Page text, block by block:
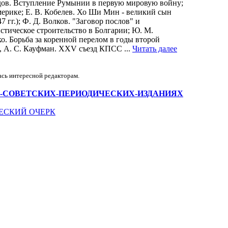
Вступление Румынии в первую мировую войну;
Е. В. Кобелев. Хо Ши Мин - великий сын
гг.); Ф. Д. Волков. "Заговор послов" и
строительство в Болгарии; Ю. М.
за коренной перелом в годы второй
А. С. Кауфман. XXV съезд КПСС ... Читать далее
интересной редакторам.
В-СОВЕТСКИХ-ПЕРИОДИЧЕСКИХ-ИЗДАНИЯХ
ОЧЕРК